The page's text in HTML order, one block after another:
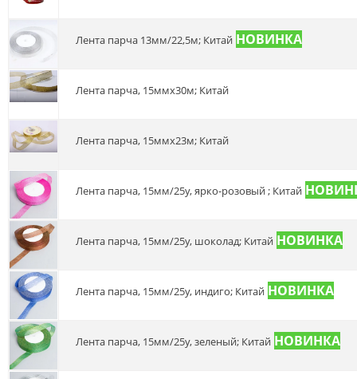
Лента парча 13мм/22,5м; Китай
Лента парча, 15ммх30м; Китай
Лента парча, 15ммх23м; Китай
Лента парча, 15мм/25у, ярко-розовый ; Китай
Лента парча, 15мм/25у, шоколад; Китай
Лента парча, 15мм/25у, индиго; Китай
Лента парча, 15мм/25у, зеленый; Китай